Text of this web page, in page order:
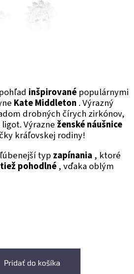
Pridať do košíka
inšpirované populárnymi
Kate Middleton . Výrazný
drobných čírych zirkónov,
Výrazne ženské náušnice
kráľovskej rodiny!
typ zapínania , ktoré
pohodlné, vďaka oblým